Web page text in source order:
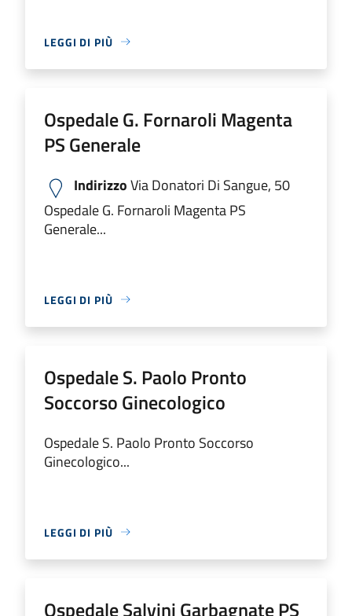
LEGGI DI PIÙ
Ospedale G. Fornaroli Magenta
PS Generale
IndirizzoVia Donatori Di Sangue, 50
Ospedale G. Fornaroli Magenta PS
Generale...
LEGGI DI PIÙ
Ospedale S. Paolo Pronto
Soccorso Ginecologico
Ospedale S. Paolo Pronto Soccorso
Ginecologico...
LEGGI DI PIÙ
Ospedale Salvini Garbagnate PS